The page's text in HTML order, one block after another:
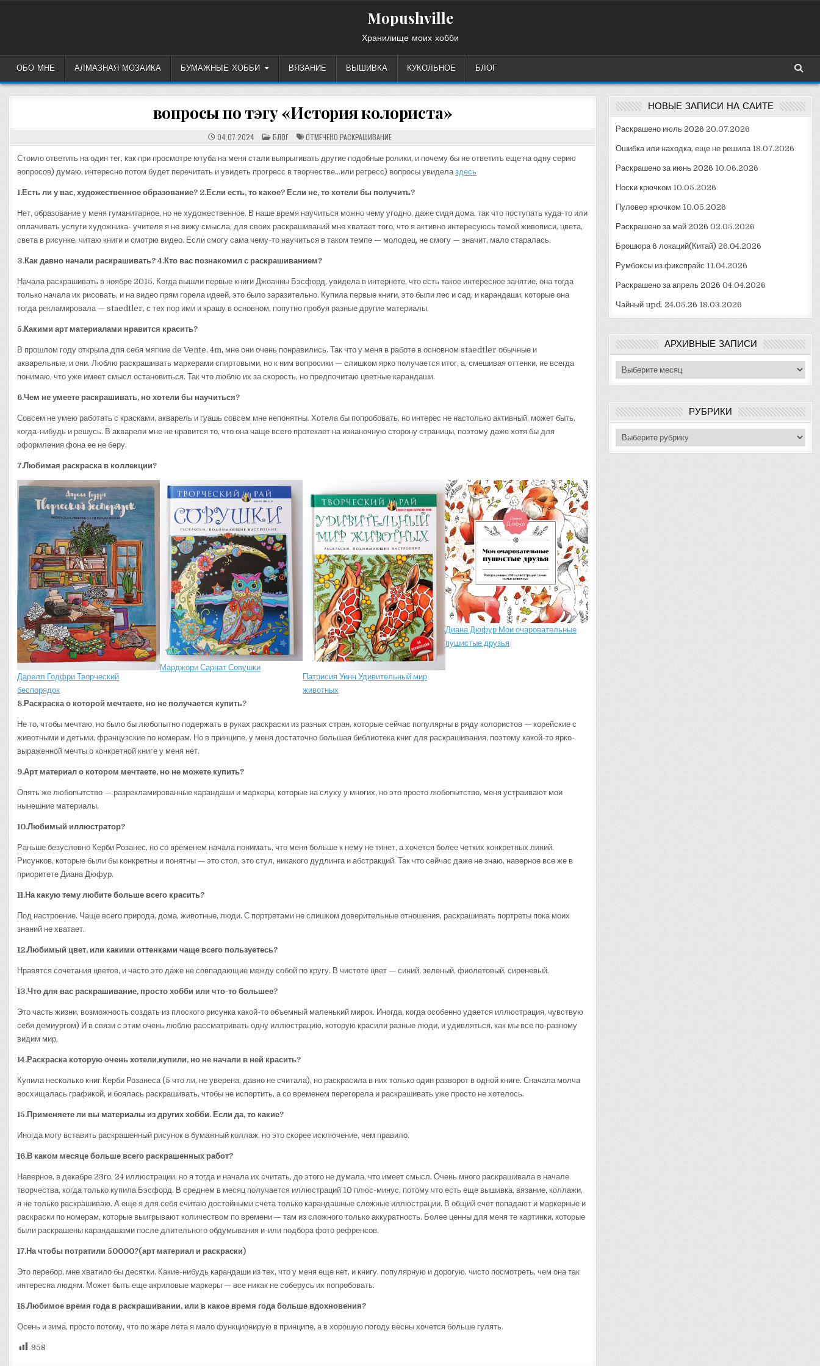
Mopushville
Хранилище моих хобби
ОБО МНЕ АЛМАЗНАЯ МОЗАИКА БУМАЖНЫЕ ХОББИ ВЯЗАНИЕ ВЫШИВКА КУКОЛЬНОЕ БЛОГ
вопросы по тэгу «История колориста»
04.07.2024 ОПУБЛИКОВАНО
В
БЛОГ ОТМЕЧЕНО РАСКРАШИВАНИЕ
Стоило ответить на один тег, как при просмотре ютуба на меня стали выпрыгивать другие подобные ролики, и почему бы не ответить еще на одну серию
вопросов) думаю, интересно потом будет перечитать и увидеть прогресс в творчестве…или регресс) вопросы увиделаздесь
1.Есть ли у вас, художественное образование? 2.Если есть, то какое? Если не, то хотели бы получить?
Нет, образование у меня гуманитарное, но не художественное. В наше время научиться можно чему угодно, даже сидя дома, так что поступать куда-то или
оплачивать услуги художника- учителя я не вижу смысла, для своих раскрашиваний мне хватает того, что я активно интересуюсь темой живописи, цвета,
света в рисунке, читаю книги и смотрю видео. Если смогу сама чему-то научиться в таком темпе — молодец, не смогу — значит, мало старалась.
3.Как давно начали раскрашивать? 4.Кто вас познакомил с раскрашиванием?
Начала раскрашивать в ноябре 2015. Когда вышли первые книги Джоанны Бэсфорд, увидела в интернете, что есть такое интересное занятие, она тогда
только начала их рисовать, и на видео прям горела идеей, это было заразительно. Купила первые книги, это были лес и сад, и карандаши, которые она
тогда рекламировала — staedtler, с тех пор ими и крашу в основном, попутно пробуя разные другие материалы.
5.Какими арт материалами нравится красить?
В прошлом году открыла для себя мягкие de Vente, 4m, мне они очень понравились. Так что у меня в работе в основном staedtler обычные и
акварельные, и они. Люблю раскрашивать маркерами спиртовыми, но к ним вопросики — слишком ярко получается итог, а, смешивая оттенки, не всегда
понимаю, что уже имеет смысл остановиться. Так что люблю их за скорость, но предпочитаю цветные карандаши.
6.Чем не умеете раскрашивать, но хотели бы научиться?
Совсем не умею работать с красками, акварель и гуашь совсем мне непонятны. Хотела бы попробовать, но интерес не настолько активный, может быть,
когда-нибудь и решусь. В акварели мне не нравится то, что она чаще всего протекает на изнаночную сторону страницы, поэтому даже хотя бы для
оформления фона ее не беру.
7.Любимая раскраска в коллекции?
Дарелл Годфри Творческий
беспорядок
Марджори Сарнат Совушки
Патрисия Уинн Удивительный мир
животных
Диана Дюфур Мои очаровательные
пушистые друзья
8.Раскраска о которой мечтаете, но не получается купить?
Не то, чтобы мечтаю, но было бы любопытно подержать в руках раскраски из разных стран, которые сейчас популярны в ряду колористов — корейские с
животными и детьми, французские по номерам. Но в принципе, у меня достаточно большая библиотека книг для раскрашивания, поэтому какой-то ярко-
выраженной мечты о конкретной книге у меня нет.
9.Арт материал о котором мечтаете, но не можете купить?
Опять же любопытство — разрекламированные карандаши и маркеры, которые на слуху у многих, но это просто любопытство, меня устраивают мои
нынешние материалы.
10.Любимый иллюстратор?
Раньше безусловно Керби Розанес, но со временем начала понимать, что меня больше к нему не тянет, а хочется более четких конкретных линий.
Рисунков, которые были бы конкретны и понятны — это стол, это стул, никакого дудлинга и абстракций. Так что сейчас даже не знаю, наверное все же в
приоритете Диана Дюфур.
11.На какую тему любите больше всего красить?
Под настроение. Чаще всего природа, дома, животные, люди. С портретами не слишком доверительные отношения, раскрашивать портреты пока моих
знаний не хватает.
12.Любимый цвет, или какими оттенками чаще всего пользуетесь?
Нравятся сочетания цветов, и часто это даже не совпадающие между собой по кругу. В чистоте цвет — синий, зеленый, фиолетовый, сиреневый.
13.Что для вас раскрашивание, просто хобби или что-то большее?
Это часть жизни, возможность создать из плоского рисунка какой-то объемный маленький мирок. Иногда, когда особенно удается иллюстрация, чувствую
себя демиургом) И в связи с этим очень люблю рассматривать одну иллюстрацию, которую красили разные люди, и удивляться, как мы все по-разному
видим мир.
14.Раскраска которую очень хотели,купили, но не начали в ней красить?
Купила несколько книг Керби Розанеса (5 что ли, не уверена, давно не считала), но раскрасила в них только один разворот в одной книге. Сначала молча
восхищалась графикой, и боялась раскрашивать, чтобы не испортить, а со временем перегорела и раскрашивать уже просто не хотелось.
15.Применяете ли вы материалы из других хобби. Если да, то какие?
Иногда могу вставить раскрашенный рисунок в бумажный коллаж, но это скорее исключение, чем правило.
16.В каком месяце больше всего раскрашенных работ?
Наверное, в декабре 23го, 24 иллюстрации, но я тогда и начала их считать, до этого не думала, что имеет смысл. Очень много раскрашивала в начале
творчества, когда только купила Бэсфорд. В среднем в месяц получается иллюстраций 10 плюс-минус, потому что есть еще вышивка, вязание, коллажи,
я не только раскрашиваю. А еще я для себя считаю достойными счета только карандашные сложные иллюстрации. В общий счет попадают и маркерные и
раскраски по номерам, которые выигрывают количеством по времени — там из сложного только аккуратность. Более ценны для меня те картинки, которые
были раскрашены карандашами после длительного обдумывания и-или подбора фото рефренсов.
17.На чтобы потратили 50000?(арт материал и раскраски)
Это перебор, мне хватило бы десятки. Какие-нибудь карандаши из тех, что у меня еще нет, и книгу, популярную и дорогую, чисто посмотреть, чем она так
интересна людям. Может быть еще акриловые маркеры — все никак не соберусь их попробовать.
18.Любимое время года в раскрашивании, или в какое время года больше вдохновения?
Осень и зима, просто потому, что по жаре лета я мало функционирую в принципе, а в хорошую погоду весны хочется больше гулять.
958
НОВЫЕ ЗАПИСИ НА САЙТЕ
Раскрашено июль 2026 20.07.2026
Ошибка или находка, еще не решила 18.07.2026
Раскрашено за июнь 2026 10.06.2026
Носки крючком 10.05.2026
Пуловер крючком 10.05.2026
Раскрашено за май 2026 02.05.2026
Брошюра 6 локаций(Китай) 26.04.2026
Румбоксы из фикспрайс 11.04.2026
Раскрашено за апрель 2026 04.04.2026
Чайный upd. 24.05.26 18.03.2026
АРХИВНЫЕ ЗАПИСИ
Архивные
записи
РУБРИКИ
Рубрики